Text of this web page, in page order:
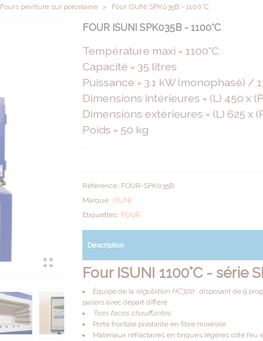
Fours peinture sur porcelaine > Four ISUNI SPK035B - 1100°C
FOUR ISUNI SPK035B - 1100°C
Température maxi = 1100°C
Capacité = 35 litres
Puissance = 3.1 kW (monophasé) /
Dimensions intérieures = (L) 450 x
Dimensions extérieures = (L) 625 x
Poids = 50 kg
Référence: FOUR-SPK035B
Marque: ISUNI
Étiquettes: FOUR
Description
Four ISUNI 1100°C - série
Équipé de la régulation HC300: disposant de 9
paliers avec départ différé
Trois faces chauffantes
Porte frontale pivotante en fibre minérale
Matériaux réfractaires en briques légères côté feu